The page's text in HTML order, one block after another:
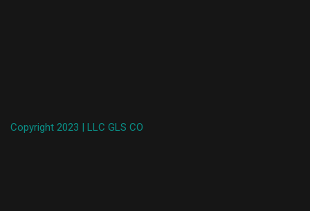
Copyright 2023 | LLC GLS CO